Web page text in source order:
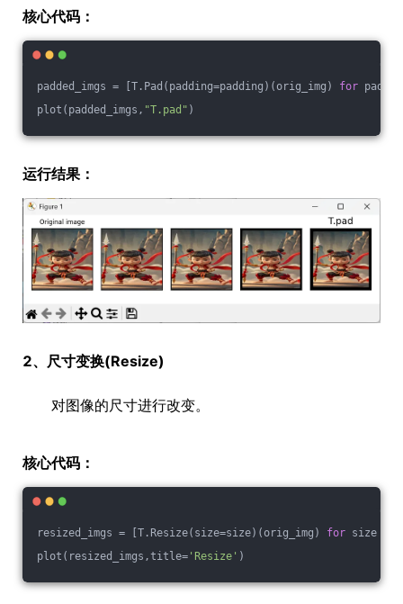
核心代码：
padded_imgs = [T.Pad(padding=padding)(orig_img) for
plot(padded_imgs, "T.pad" )
运行结果：
2、尺寸变换(Resize)
对图像的尺寸进行改变。
核心代码：
resized_imgs = [T.Resize(size=size)(orig_img) for size
plot(resized_imgs,title= 'Resize' )